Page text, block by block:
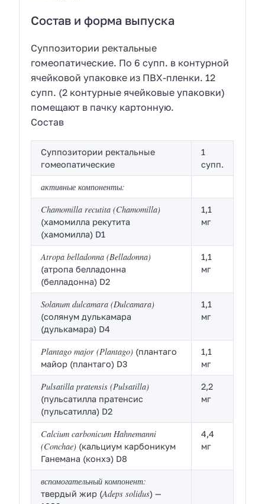
Состав и форма выпуска
Суппозитории ректальные
гомеопатические. По 6 супп. в контурной
ячейковой упаковке из ПВХ-пленки. 12
супп. (2 контурные ячейковые упаковки)
помещают в пачку картонную.
Состав
Суппозитории ректальные
гомеопатические
1
супп.
активные компоненты:
Chamomilla recutita (Chamomilla)
(хамомилла рекутита
(хамомилла) D1
1,1
мг
Atropa belladonna (Belladonna)
(атропа белладонна
(белладонна) D2
1,1
мг
Solanum dulcamara (Dulcamara)
(солянум дулькамара
(дулькамара) D4
1,1
мг
Plantago major (Plantago) (плантаго
майор (плантаго) D3
1,1
мг
Pulsatilla pratensis (Pulsatilla)
(пульсатилла пратенсис
(пульсатилла) D2
2,2
мг
Calcium carbonicum Hahnemanni
(Conchae) (кальциум карбоникум
Ганемана (конхэ) D8
4,4
мг
вспомогательный компонент:
твердый жир (Adeps solidus) —